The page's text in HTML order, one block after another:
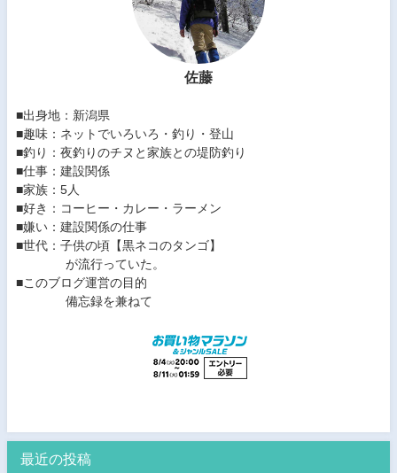
佐藤
■出身地：新潟県
■趣味：ネットでいろいろ・釣り・登山
■釣り：夜釣りのチヌと家族との堤防釣り
■仕事：建設関係
■家族：5人
■好き：コーヒー・カレー・ラーメン
■嫌い：建設関係の仕事
■世代：子供の頃【黒ネコのタンゴ】
が流行っていた。
■このブログ運営の目的
備忘録を兼ねて
最近の投稿